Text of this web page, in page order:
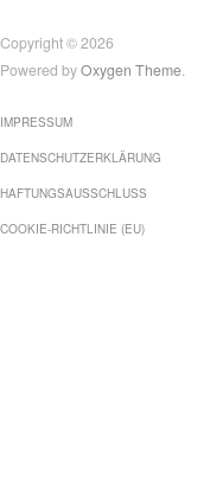
Copyright © 2026
Powered byOxygen Theme.
IMPRESSUM
DATENSCHUTZERKLÄRUNG
HAFTUNGSAUSSCHLUSS
COOKIE-RICHTLINIE (EU)